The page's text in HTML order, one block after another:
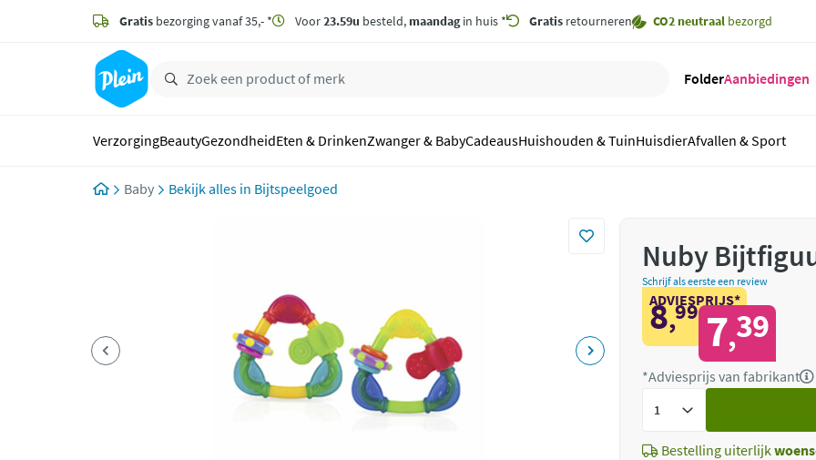
zoeken
hoofdinhoud
Gratis bezorging vanaf 35,- * Voor23.59u besteld, maandagin huis * Gratis retourneren CO2 neutraal bezorgd
FolderAanbiedingen
VerzorgingBeautyGezondheidEten & DrinkenZwanger & BabyCadeausHuishouden & TuinHuisdierAfvallen & Sport
Baby Bijtspeelgoed
Nuby
Schrijf als eerste een review
ADVIESPRIJS*
8,99 7,39
*Adviesprijs van fabrikant
Bestelling uiterlijk